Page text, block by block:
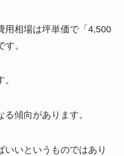
用相場は坪単価で「4,500
。
傾向があります。
いいというものではあり